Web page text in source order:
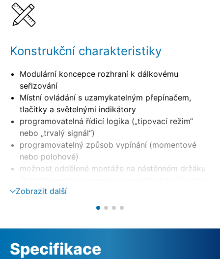
Konstrukční charakteristiky
Modulární koncepce rozhraní k dálkovému
seřizování
Místní ovládání s uzamykatelným přepínačem,
tlačítky a světelnými indikátory
programovatelná řídicí logika („tipovací režim“
nebo „trvalý signál“)
programovatelný způsob vypínání (momentové
nebo polohové)
možnost oddělené montáže na nástěnném držáku
tyristorů (volitelné)
Monitorování fází s automatickou korekcí fází
Zobrazit další
Specifikace